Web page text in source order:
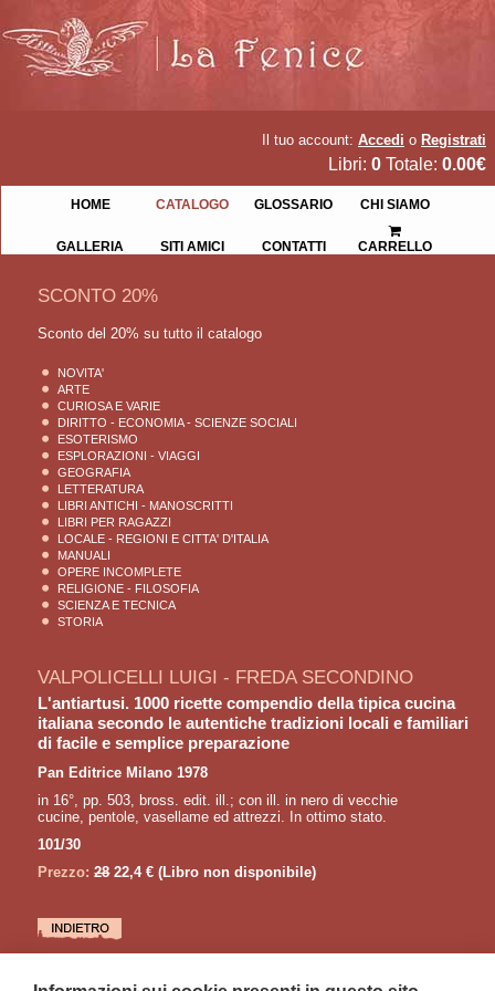
Il tuo account: Accedi o Registrati
Libri: 0 Totale: 0.00€
HOME CATALOGO GLOSSARIO CHI SIAMO
GALLERIA SITI AMICI CONTATTI CARRELLO
SCONTO 20%
Sconto del 20% su tutto il catalogo
NOVITA'
ARTE
CURIOSA E VARIE
DIRITTO - ECONOMIA - SCIENZE SOCIALI
ESOTERISMO
ESPLORAZIONI - VIAGGI
GEOGRAFIA
LETTERATURA
LIBRI ANTICHI - MANOSCRITTI
LIBRI PER RAGAZZI
LOCALE - REGIONI E CITTA' D'ITALIA
MANUALI
OPERE INCOMPLETE
RELIGIONE - FILOSOFIA
SCIENZA E TECNICA
STORIA
VALPOLICELLI LUIGI - FREDA SECONDINO
L'antiartusi. 1000 ricette compendio della tipica cucina
italiana secondo le autentiche tradizioni locali e familiari
di facile e semplice preparazione
Pan Editrice Milano 1978
in 16°, pp. 503, bross. edit. ill.; con ill. in nero di vecchie
cucine, pentole, vasellame ed attrezzi. In ottimo stato.
101/30
Prezzo: 2822,4 € (Libro non disponibile)